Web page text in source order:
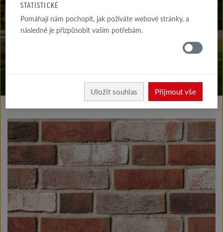
KDE
Vyrobky fasáda Klinkerové a lícové pásky typ I
STATISTICKÉ
Pomáhají nám pochopit, jak požíváte webové stránky, a
následně je přizpůsobit vašim potřebám.
Uložit souhlas Přijmout vše